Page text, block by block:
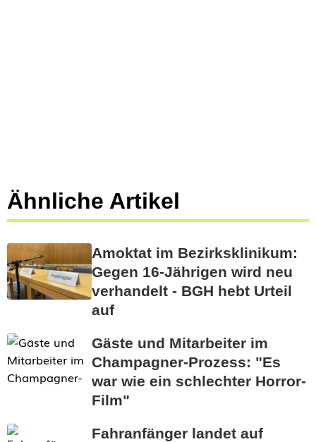
Ähnliche Artikel
Amoktat im Bezirksklinikum:
Gegen 16-Jährigen wird neu
verhandelt - BGH hebt Urteil
auf
Gäste und Mitarbeiter im
Champagner-Prozess: "Es
war wie ein schlechter Horror-
Film"
Fahranfänger landet auf